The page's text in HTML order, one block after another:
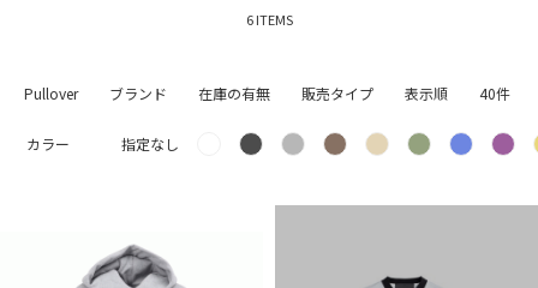
6 ITEMS
Pullover ブランド 在庫の有無 販売タイプ 表示順 40件
カラー 指定なし